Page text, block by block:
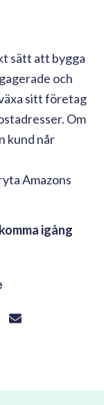
sätt att bygga
och
sitt företag
Om
kund når
Amazons
igång